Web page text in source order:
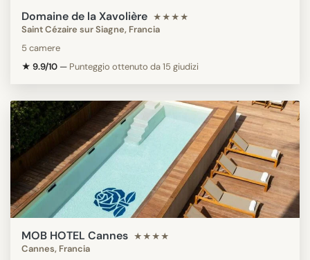
Domaine de la Xavolière ★★★★
Saint Cézaire sur Siagne, Francia
5 camere
★ 9.9/10 — Punteggio ottenuto da 15 giudizi
MOB HOTEL Cannes ★★★★
Cannes, Francia